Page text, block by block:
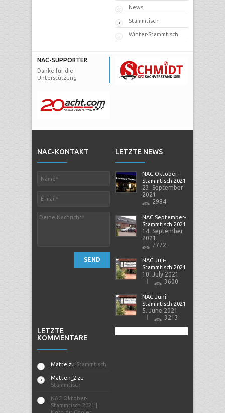
News
Stammtisch
Winter-Stammtisch
NAC-SUPPORTER
Danke für die
Unterstützung
NAC-KONTAKT
SEND
LETZTE NEWS
NAC Oktober-
Stammtisch 2021
23. September
2021
2984
NAC September-
Stammtisch 2021
14. September
2021
7772
NAC Juli-
Stammtisch 2021
10. July 2021
3600
NAC Juni-
Stammtisch 2021
5. June 2021
3213
LETZTE
KOMMENTARE
Matte zu Stammtisch
Matten_2 zu
Stammtisch
NAC Oktober-
Stammtisch 2021 |